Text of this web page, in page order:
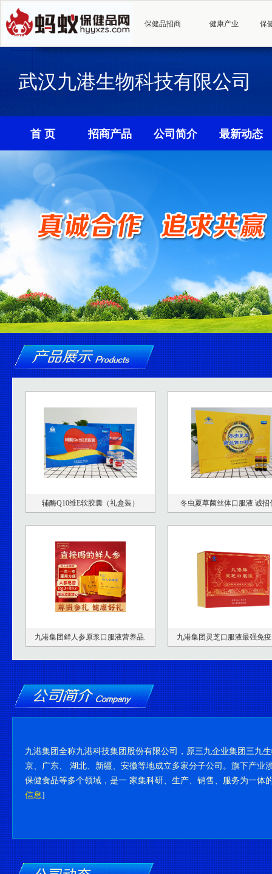
保健品招商 健康产业 保
武汉九港生物科技有限公司
首 页 招商产品 公司简介 最新动态
辅酶Q10维E软胶囊（礼盒装） 冬虫夏草菌丝体口服液 诚招
九港集团鲜人参原浆口服液营养品. 九港集团灵芝口服液最强免
九港集团全称九港科技集团股份有限公司，原三九企业集团三九
京、广东、 湖北、新疆、安徽等地成立多家分子公司。旗下产业
保健食品等多个领域，是一 家集科研、生产、销售、服务为一体
信息]